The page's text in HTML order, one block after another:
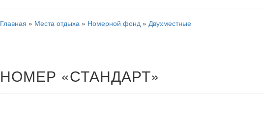
Главная » Места отдыха » Номерной фонд » Двухместные
НОМЕР «СТАНДАРТ»